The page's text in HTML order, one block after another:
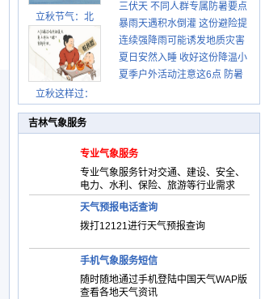
立秋节气：北
立秋这样过：
攻略请收好
三伏天 不同人群专属防暑要点
请收好
暴雨天遇积水倒灌 这份避险提
示请收好
连续强降雨可能诱发地质灾害
这些前兆要知道
夏日安然入睡 收好这份降温小
贴士
夏季户外活动注意这6点 防暑
吉林气象服务
专业气象服务
专业气象服务针对交通、建设、安全、
电力、水利、保险、旅游等行业需求
天气预报电话查询
拨打12121进行天气预报查询
手机气象服务短信
随时随地通过手机登陆中国天气WAP版
查看各地天气资讯